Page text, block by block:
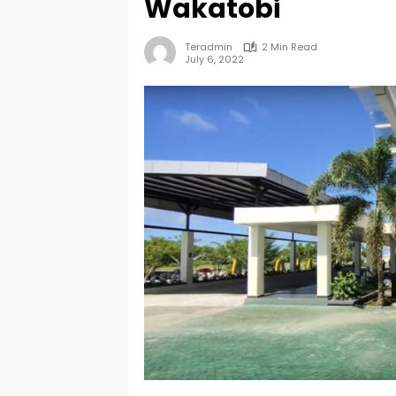
Wakatobi
Teradmin
2 Min Read
July 6, 2022